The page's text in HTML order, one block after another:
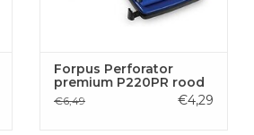
Forpus Perforator
premium P220PR rood
€6,49 €4,29